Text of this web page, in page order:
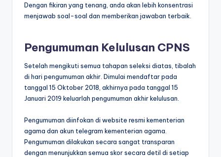
Dengan fikiran yang tenang, anda akan lebih konsentrasi
menjawab soal-soal dan memberikan jawaban terbaik.
Pengumuman Kelulusan CPNS
Setelah mengikuti semua tahapan seleksi diatas, tibalah
di hari pengumuman akhir. Dimulai mendaftar pada
tanggal 15 Oktober 2018, akhirnya pada tanggal 15
Januari 2019 keluarlah pengumuman akhir kelulusan.
Pengumuman diinfokan di website resmi kementerian
agama dan akun telegram kementerian agama.
Pengumuman dilakukan secara sangat transparan
dengan menunjukkan semua skor secara detil di setiap